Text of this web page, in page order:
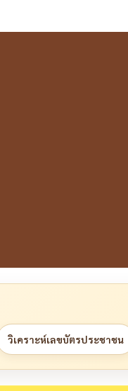
วิเคราะห์เลขบัตรประชาชน